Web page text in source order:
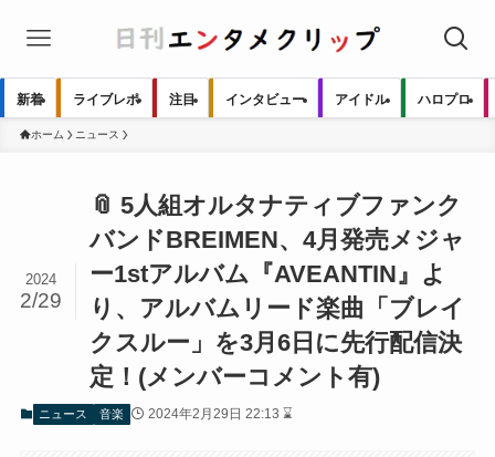
新着 ライブレポ 注目 インタビュー アイドル ハロプロ
ホーム ニュース
📎 5人組オルタナティブファンク
バンドBREIMEN、4月発売メジャ
ー1stアルバム『AVEANTIN』よ
り、アルバムリード楽曲「ブレイ
クスルー」を3月6日に先行配信決
定！(メンバーコメント有)
2024
2/29
ニュース 音楽 2024年2月29日 22:13 ⌛